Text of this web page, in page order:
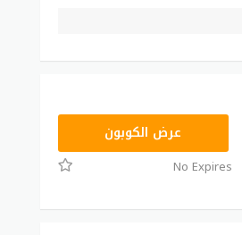
عرض الكوبون
No Expires